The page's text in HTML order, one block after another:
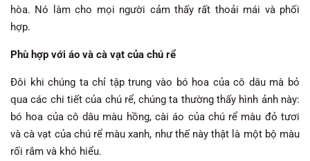
hòa. Nó làm cho mọi người cảm thấy rất thoải mái và phối
hợp.
Phù hợp với áo và cà vạt của chú rể
Đôi khi chúng ta chỉ tập trung vào bó hoa của cô dâu mà bỏ
qua các chi tiết của chú rể, chúng ta thường thấy hình ảnh này:
bó hoa của cô dâu màu hồng, cài áo của chú rể màu đỏ tươi
và cà vạt của chú rể màu xanh, như thế này thật là một bộ màu
rối rắm và khó hiểu.